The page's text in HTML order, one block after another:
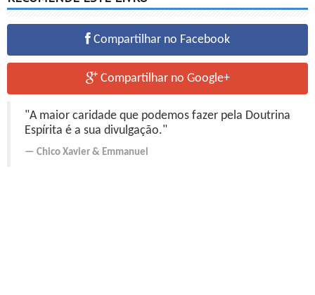
Compartilhar no Facebook
Compartilhar no Google+
"A maior caridade que podemos fazer pela Doutrina
Espírita é a sua divulgação."
Chico Xavier & Emmanuel